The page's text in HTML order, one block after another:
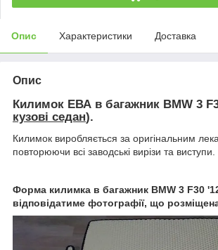
Опис Характеристики Доставка
Опис
Килимок ЕВА в багажник BMW 3
кузові седан).
Килимок виробляється за оригінальним
повторюючи всі заводські вирізи та виступи.
Форма килимка в багажник BMW 3 F30
відповідатиме фотографії, що